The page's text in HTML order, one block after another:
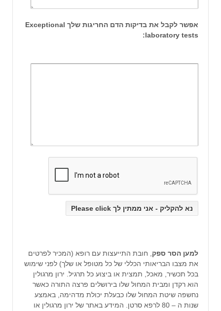
אפשר לקבל את בדיקות הדם החריגות שלך Exceptional
laboratory tests:
למען הסר ספק, חובת התייעצות עם רופא (המכיר לפרטים
את מצבו הבריאותי הכללי של כל מטופל או שלך) לפני שימוש
בכל תכשיר, מאכל, תמצית או ביצוע כל תרגיל. ירון מרגולין
הוא רקדן ומבית המחול שלו בירושלים פרצה התורה כאשר
נחשפה שיטת המחול שלו כבעלת יכולת מדהימה, באמצע
שנות ה – 80 לרפא סרטן. המידע באתר של ירון מרגולין או